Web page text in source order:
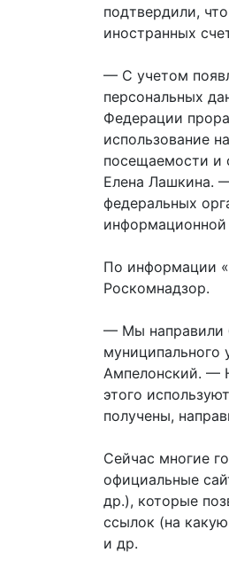
подтвердили,
иностранных
— С учетом
персональных
Федерации
использование
посещаемости и
Елена Лашкина.
федеральных
информационной
По информации
Роскомнадзор.
— Мы направили
муниципального
Ампелонский. —
этого
получены,
Сейчас многие
официальные
др.), которые
ссылок (на
и др.